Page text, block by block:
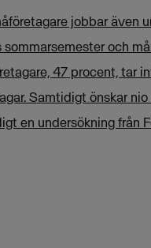
jobbar även
och
47 procent, tar
Samtidigt önskar
en undersökning från